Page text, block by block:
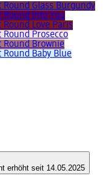
Round Glass Burgundy
Round Into You
Love Paris
Round Prosecco
Round Brownie
Baby Blue
erhöht seit 14.05.2025